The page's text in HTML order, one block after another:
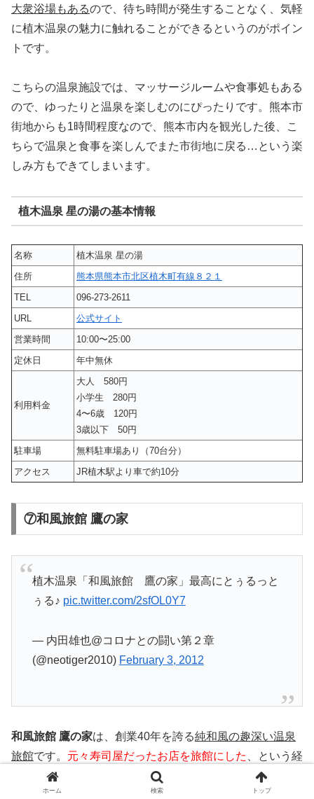
大衆浴場もあるので、待ち時間が発生することなく、気軽
に植木温泉の魅力に触れることができるというのがポイン
トです。
こちらの温泉施設では、マッサージルームや食事処もある
ので、ゆったりと温泉を楽しむのにぴったりです。熊本市
街地からも1時間程度なので、熊本市内を観光した後、こ
ちらで温泉と食事を楽しんでまた市街地に戻る…という楽
しみ方もできてしまいます。
植木温泉 星の湯の基本情報
名称
植木温泉 星の湯
住所
熊本県熊本市北区植木町有線８２１
TEL
096-273-2611
URL
公式サイト
営業時間
10:00〜25:00
定休日
年中無休
利用料金
大人 580円
小学生 280円
4〜6歳 120円
3歳以下 50円
駐車場
無料駐車場あり（70台分）
アクセス
JR植木駅より車で約10分
⑦和風旅館 鷹の家
植木温泉「和風旅館 鷹の家」最高にとぅるっと
ぅる♪ pic.twitter.com/2sfOL0Y7
— 内田雄也@コロナとの闘い第２章
(@neotiger2010) February 3, 2012
和風旅館 鷹の家は、創業40年を誇る純和風の趣深い温泉
旅館です。 元々寿司屋だったお店を旅館にした
、という経
緯もあり、こちらの温泉施設では何よりもまず食事の美味
しさが強い魅力です。中でも新鮮な魚介を使用した懐石料
ホーム 検索 トップ